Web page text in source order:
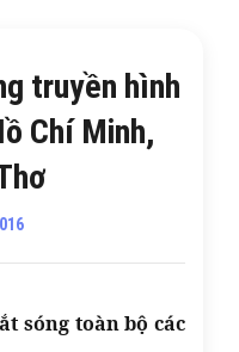
truyền hình
Chí Minh,
sóng toàn bộ các